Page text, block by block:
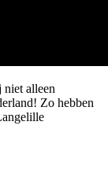
alleen
Zo hebben